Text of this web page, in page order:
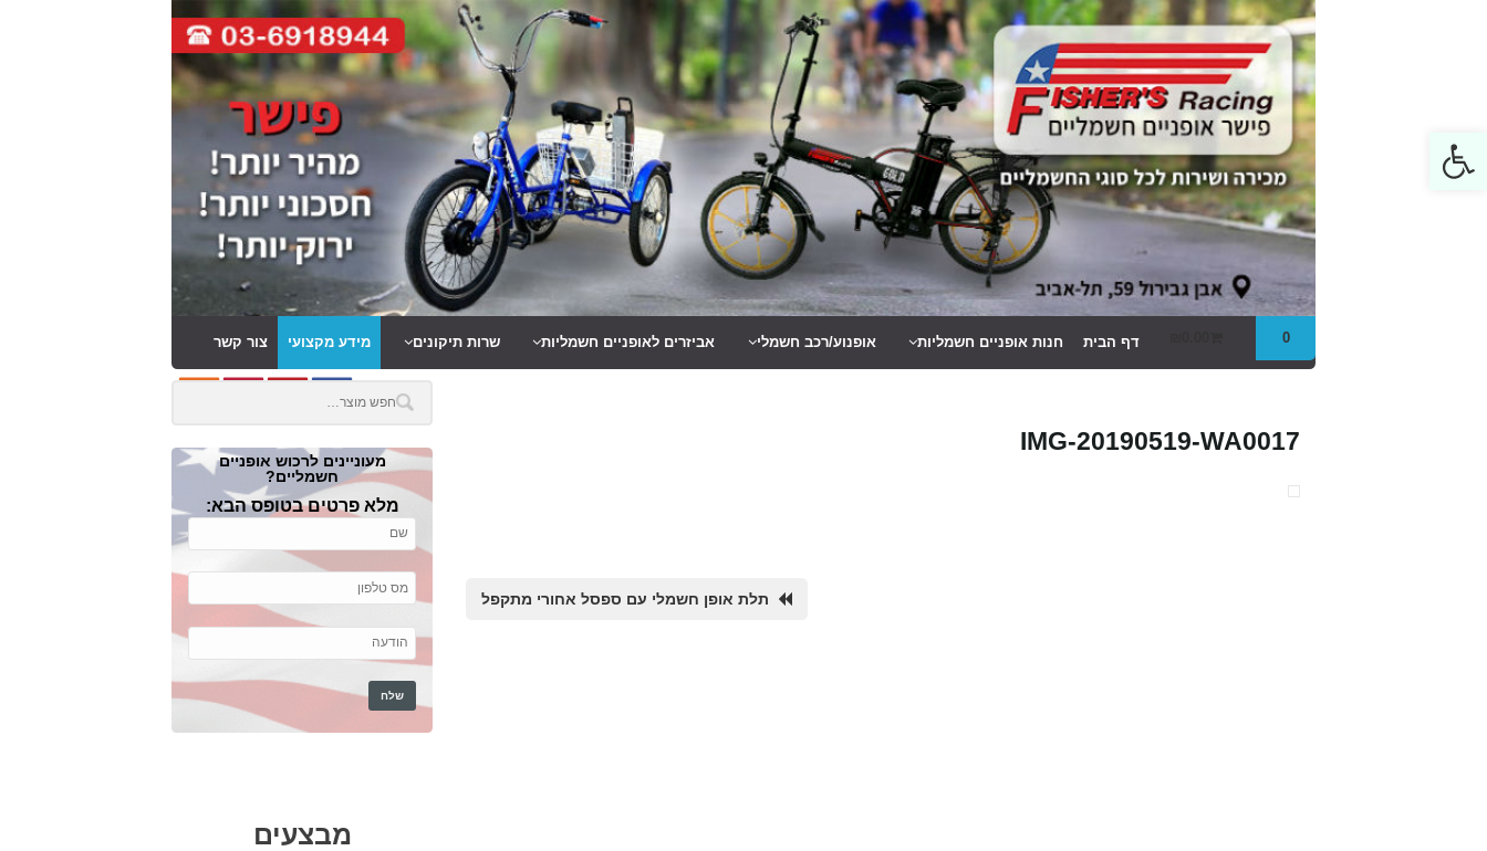
0 דף הבית חנות אופניים חשמליות אופנוע/רכב חשמלי אביזרים לאופניים חשמליות שרות תיקונים מידע מקצועי צור קשר
IMG-20190519-WA0017
תלת אופן חשמלי עם ספסל אחורי מתקפל
מעוניינים לרכוש אופניים
חשמליים?
מלא פרטים בטופס הבא:
מבצעים